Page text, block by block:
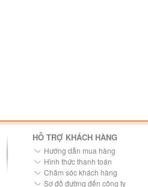
HỖ TRỢ KHÁCH HÀNG
Hướng dẫn mua hàng
Hình thức thanh toán
Chăm sóc khách hàng
Sơ đồ đường đến công ty